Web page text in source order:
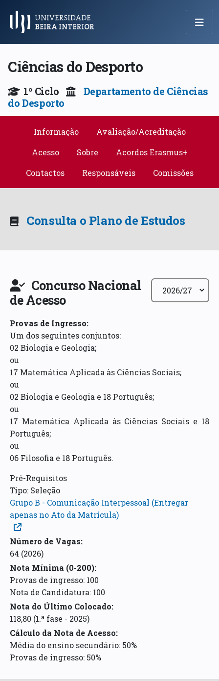
Menu Principal
Ciências do Desporto
1º Ciclo
Departamento de Ciências
do Desporto
Informação
Avaliação/Acreditação
Acesso
Sobre
Acordos Erasmus+
Contactos
Responsáveis Comissões
Consulta o Plano de Estudos
Concurso Nacional
de Acesso
Provas de Ingresso:
Um dos seguintes conjuntos:
02 Biologia e Geologia;
ou
17 Matemática Aplicada às Ciências Sociais;
ou
02 Biologia e Geologia e 18 Português;
ou
17 Matemática Aplicada às Ciências Sociais e 18
Português;
ou
06 Filosofia e 18 Português.
Pré-Requisitos
Tipo: Seleção
Grupo B - Comunicação Interpessoal (Entregar
apenas no Ato da Matrícula)
Número de Vagas:
64 (2026)
Nota Mínima (0-200):
Provas de ingresso: 100
Nota de Candidatura: 100
Nota do Último Colocado:
118,80 (1.ª fase - 2025)
Cálculo da Nota de Acesso:
Média do ensino secundário: 50%
Provas de ingresso: 50%